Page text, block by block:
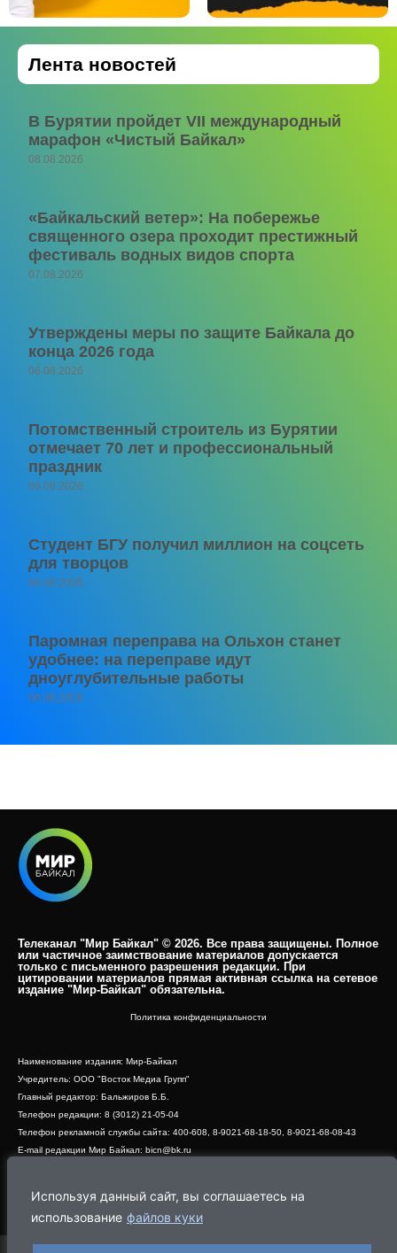
Используя данный сайт, вы соглашаетесь на
использование файлов куки
Лента новостей
В Бурятии пройдет VII международный
марафон «Чистый Байкал»
08.08.2026
«Байкальский ветер»: На побережье
священного озера проходит престижный
фестиваль водных видов спорта
07.08.2026
Утверждены меры по защите Байкала до
конца 2026 года
06.08.2026
Потомственный строитель из Бурятии
отмечает 70 лет и профессиональный
праздник
06.08.2026
Студент БГУ получил миллион на соцсеть
для творцов
06.08.2026
Паромная переправа на Ольхон станет
удобнее: на переправе идут
дноуглубительные работы
06.08.2026
Телеканал "Мир Байкал" © 2026. Все права защищены. Полное
или частичное заимствование материалов допускается
только с письменного разрешения редакции. При
цитировании материалов прямая активная ссылка на сетевое
издание "Мир-Байкал" обязательна.​
Политика конфиденциальности
Наименование издания: Мир-Байкал
Учредитель: ООО "Восток Медиа Групп"
Главный редактор: Бальжиров Б.Б.
Телефон редакции: 8 (3012) 21-05-04
Телефон рекламной службы сайта: 400-608, 8-9021-68-18-50, 8-9021-68-08-43
E-mail редакции Мир Байкал: bicn@bk.ru
Адрес редакции: 670000, г. Улан-Удэ, ул. Профсоюзная, дом 44, офис 1